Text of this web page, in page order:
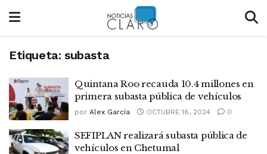
Etiqueta: subasta
Quintana Roo recauda 10.4 millones en
primera subasta pública de vehículos
por Alex García OCTUBRE 16, 2024 0
SEFIPLAN realizará subasta pública de
vehículos en Chetumal